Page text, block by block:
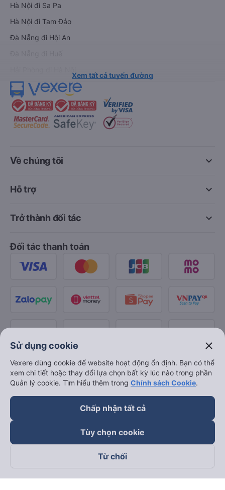
Hà Nội đi Sa Pa
Hà Nội đi Tam Đảo
Đà Nẵng đi Hội An
Xem tất cả tuyến đường
keyboard_arrow_down
Về chúng tôi
keyboard_arrow_down
Hỗ trợ
keyboard_arrow_down
Trở thành đối tác
Đối tác thanh toán
Theo dõi chúng tôi trên
Sử dụng cookie close
Vexere dùng cookie để website hoạt động ổn định. Bạn có thể
xem chi tiết hoặc thay đổi lựa chọn bất kỳ lúc nào trong phần
Quản lý cookie. Tìm hiểu thêm trong Chính sách Cookie.
Chấp nhận tất cả
Tùy chọn cookie
Từ chối